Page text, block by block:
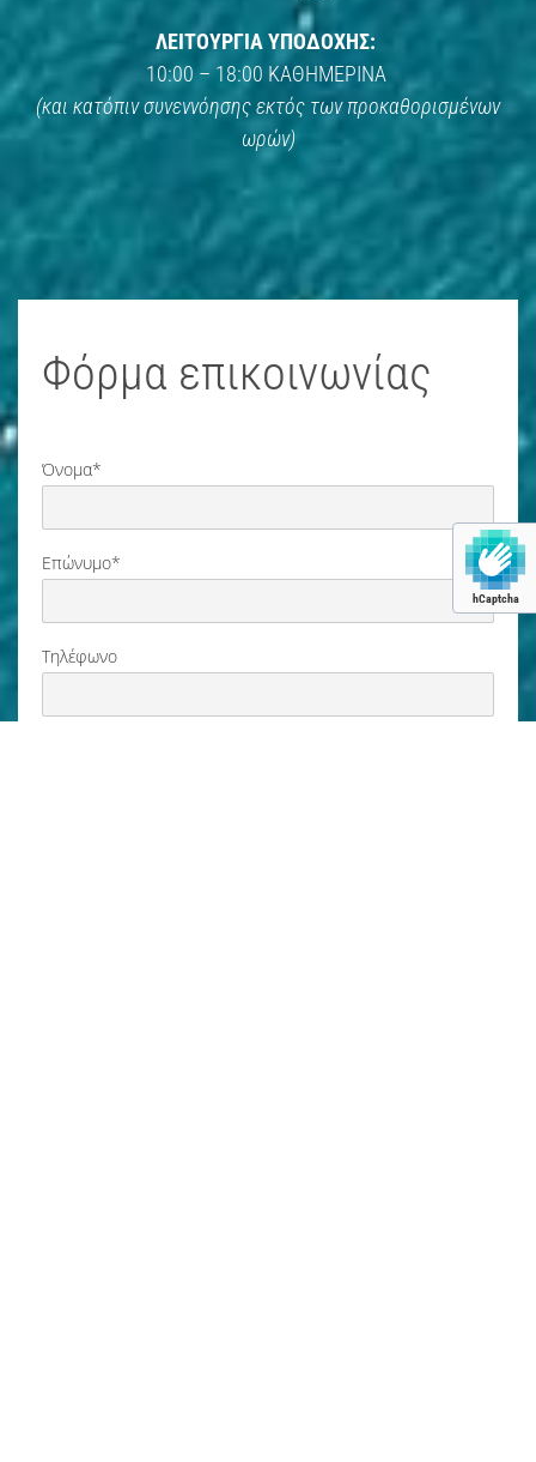
ΛΕΙΤΟΥΡΓΙΑ ΥΠΟΔΟΧΗΣ:
10:00 – 18:00 ΚΑΘΗΜΕΡΙΝΑ
(και κατόπιν συνεννόησης εκτός των προκαθορισμένων
ωρών)
Φόρμα επικοινωνίας
Όνομα*
Επώνυμο*
Τηλέφωνο
hCaptcha